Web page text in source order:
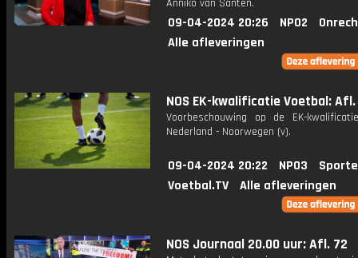
Anniko van Santen.
09-04-2024 20:26 NPO2
Alle afleveringen
NOS EK-kwalificatie Voetbal:
Voorbeschouwing op de EK-
Nederland - Noorwegen (v).
09-04-2024 20:22 NPO3
Voetbal.TV
Alle afleveringen
NOS Journaal 20.00 uur: Afl. 72